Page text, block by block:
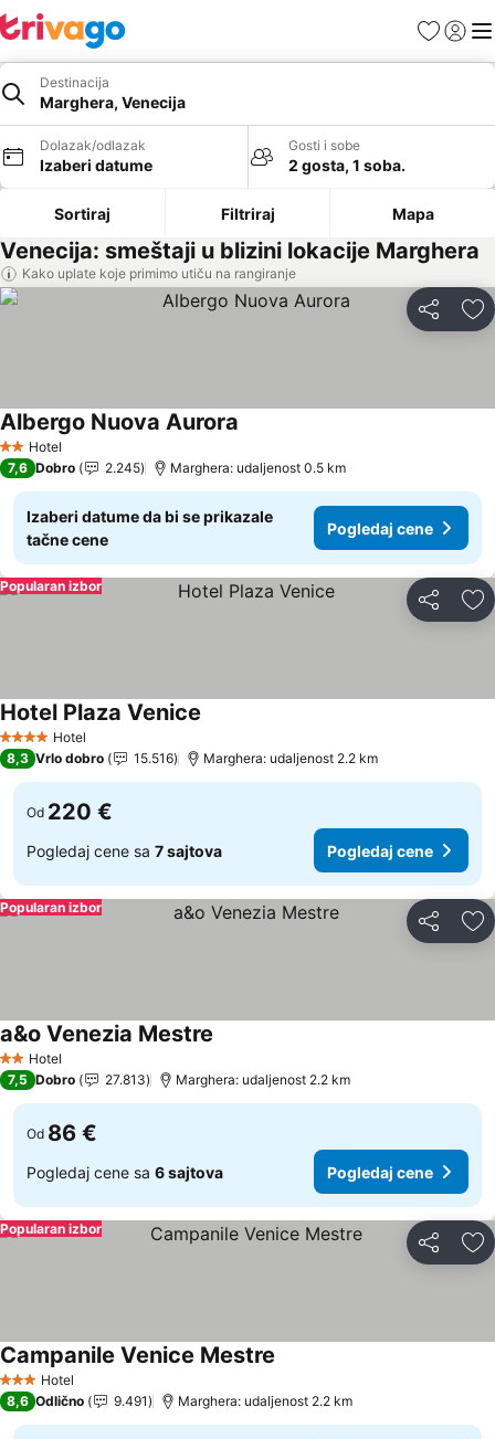
FavoritiPrijavi
Destinacija
Marghera, Venecija
Dolazak/odlazak
Izaberi datume
Gosti i sobe
2 gosta, 1 soba.
Sortiraj Filtriraj Mapa
Venecija: smeštaji u blizini lokacije Marghera
Kako uplate koje primimo utiču na rangiranje
Deli
2 Zvezdice
Hotel
Albergo Nuova Aurora
7,6 Dobro 2.245 Marghera: udaljenost 0.5 km
Izaberi datume da bi se prikazale
tačne cene
Pogledaj cene
Deli
Popularan izbor
4 ZvezdiceHotel
Hotel Plaza Venice
8,3 Vrlo dobro 15.516 Marghera: udaljenost 2.2 km
Od 220 €
Pogledaj cene sa 7 sajtova Pogledaj cene
Deli
Popularan izbor
2 Zvezdice
Hotel
a&o Venezia Mestre
7,5 Dobro 27.813 Marghera: udaljenost 2.2 km
Od 86 €
Pogledaj cene sa 6 sajtova Pogledaj cene
Deli
Popularan izbor
3 Zvezdice
Hotel
Campanile Venice Mestre
8,6 Odlično 9.491 Marghera: udaljenost 2.2 km